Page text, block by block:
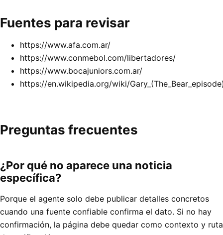
Fuentes para revisar
https://www.afa.com.ar/
https://www.conmebol.com/libertadores/
https://www.bocajuniors.com.ar/
https://en.wikipedia.org/wiki/
Preguntas frecuentes
¿Por qué no aparece una noticia
específica?
Porque el agente solo debe publicar detalles concretos
cuando una fuente confiable confirma el dato. Si no hay
confirmación, la página debe quedar como contexto y ruta